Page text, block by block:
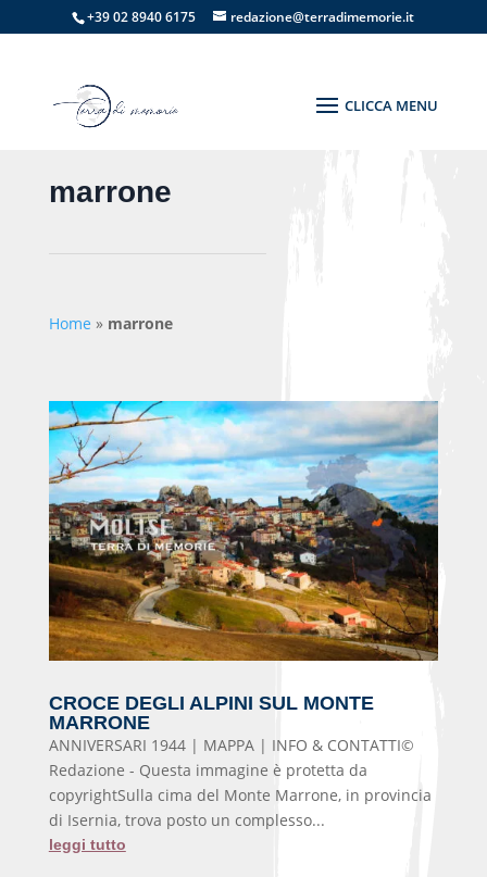
+39 02 8940 6175 redazione@terradimemorie.it
marrone
Home » marrone
CROCE DEGLI ALPINI SUL MONTE
MARRONE
ANNIVERSARI 1944 | MAPPA | INFO & CONTATTI©
Redazione - Questa immagine è protetta da
copyrightSulla cima del Monte Marrone, in provincia
di Isernia, trova posto un complesso...
leggi tutto